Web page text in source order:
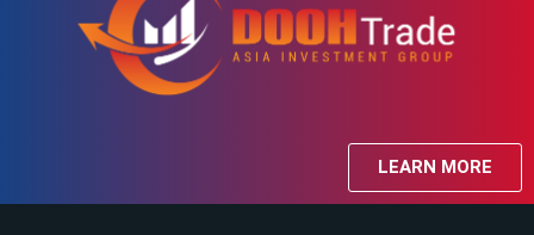
LEARN MORE